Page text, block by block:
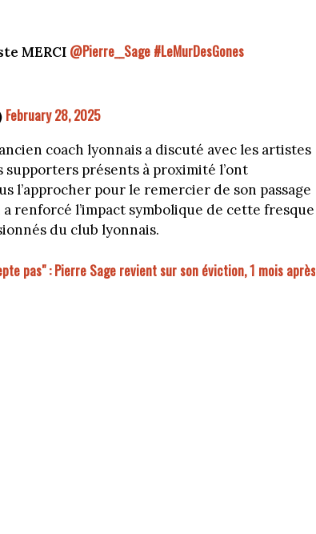
MERCI @Pierre__Sage #LeMurDesGones
February 28, 2025
coach lyonnais a discuté avec les artistes
présents à proximité l’ont
l’approcher pour le remercier de son passage
renforcé l’impact symbolique de cette fresque
du club lyonnais.
pas" : Pierre Sage revient sur son éviction, 1 mois après